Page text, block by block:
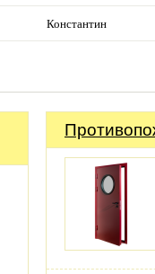
Константин